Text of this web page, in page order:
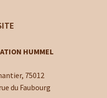
HUMMEL
75012
du Faubourg